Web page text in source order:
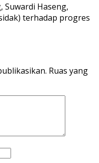
Suwardi Haseng,
terhadap progres
Ruas yang